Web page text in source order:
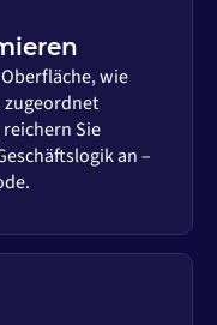
wie
zugeordnet
Sie
an –